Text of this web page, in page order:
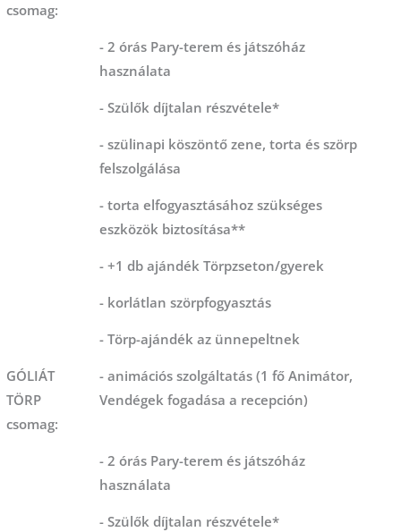
csomag:
- 2 órás Pary-terem és játszóház
használata
- Szülők díjtalan részvétele*
- szülinapi köszöntő zene, torta és szörp
felszolgálása
- torta elfogyasztásához szükséges
eszközök biztosítása**
- +1 db ajándék Törpzseton/gyerek
- korlátlan szörpfogyasztás
- Törp-ajándék az ünnepeltnek
GÓLIÁT
TÖRP
csomag:
- animációs szolgáltatás (1 fő Animátor,
Vendégek fogadása a recepción)
- 2 órás Pary-terem és játszóház
használata
- Szülők díjtalan részvétele*